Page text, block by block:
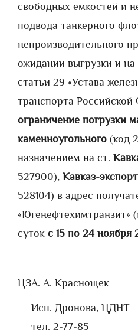
свободных емкостей и
подвода танкерного
непроизводительного
ожидании выгрузки и
статьи 29 «Устава
транспорта Российской
ограничение погрузки
каменноугольного (код
назначением на ст.
527900), Кавказ-экспорт
528104) в адрес
«Югенефтехимтранзит»
суток с 15 по 24 ноября
ЦЗА. А. Краснощек
Исп. Дронова, ЦДНТ
тел. 2-77-85